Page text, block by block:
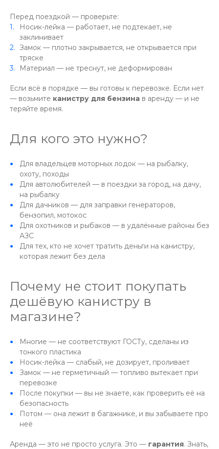
Перед поездкой — проверьте:
Носик-лейка — работает, не подтекает, не
заклинивает
Замок — плотно закрывается, не открывается при
тряске
Материал — не треснут, не деформирован
Если всё в порядке — вы готовы к перевозке. Если нет
— возьмите канистру для бензина в аренду — и не
теряйте время.
Для кого это нужно?
Для владельцев моторных лодок — на рыбалку,
охоту, походы
Для автолюбителей — в поездки за город, на дачу,
на рыбалку
Для дачников — для заправки генераторов,
бензопил, мотокос
Для охотников и рыбаков — в удалённые районы без
АЗС
Для тех, кто не хочет тратить деньги на канистру,
которая лежит без дела
Почему не стоит покупать
дешёвую канистру в
магазине?
Многие — не соответствуют ГОСТу, сделаны из
тонкого пластика
Носик-лейка — слабый, не дозирует, проливает
Замок — не герметичный — топливо вытекает при
перевозке
После покупки — вы не знаете, как проверить её на
безопасность
Потом — она лежит в багажнике, и вы забываете про
неё
Аренда — это не просто услуга. Это — гарантия. Знать,